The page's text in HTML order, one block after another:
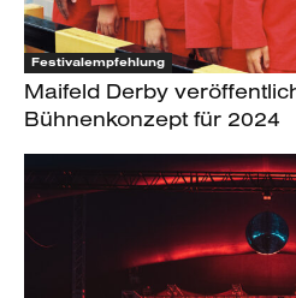
Festivalempfehlung
Maifeld Derby
Bühnenkonzept für 2024